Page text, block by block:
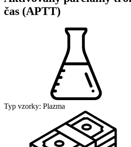
čas (APTT)
Typ vzorky: Plazma